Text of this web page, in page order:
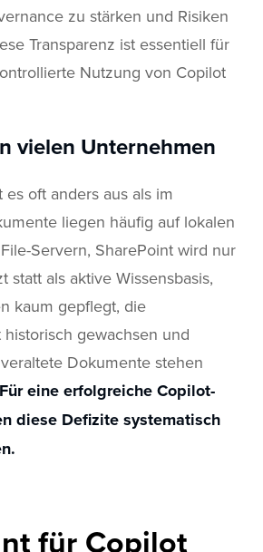
zu stärken und Risiken
Transparenz ist essentiell für
Nutzung von Copilot
vielen Unternehmen
es oft anders aus als im
liegen häufig auf lokalen
Servern, SharePoint wird nur
statt als aktive Wissensbasis,
kaum gepflegt, die
gewachsen und
Dokumente stehen
Für eine erfolgreiche Copilot-
diese Defizite systematisch
für Copilot